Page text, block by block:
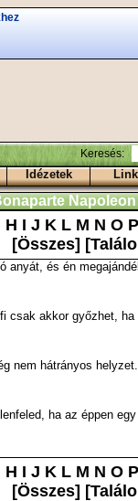
Keresés:
Idézetek
Napoleon
H I J K L M N O P
[Összes]
anyát, és én
csak akkor győzhet, ha
nem hátrányos helyzet.
ha az éppen
H I J K L M N O P
[Összes]